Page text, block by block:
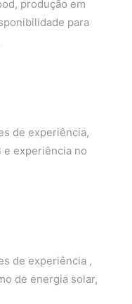
produção em
para
de experiência,
e experiência no
de experiência ,
de energia solar,